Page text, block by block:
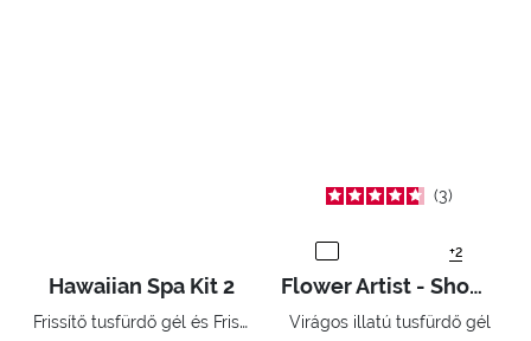
Hawaiian Spa Kit 2
Frissítő tusfürdő gél és Frissítő Testápolókoncentrátum
3
+2
Flower Artist - Shower Gel
Virágos illatú tusfürdő gél